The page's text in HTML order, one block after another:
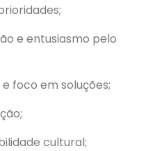
e entusiasmo pelo
foco em soluções;
cultural;